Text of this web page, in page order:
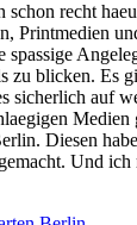
schon recht
Printmedien
spassige
zu blicken. Es
sicherlich auf
Medien
Diesen
Und ich